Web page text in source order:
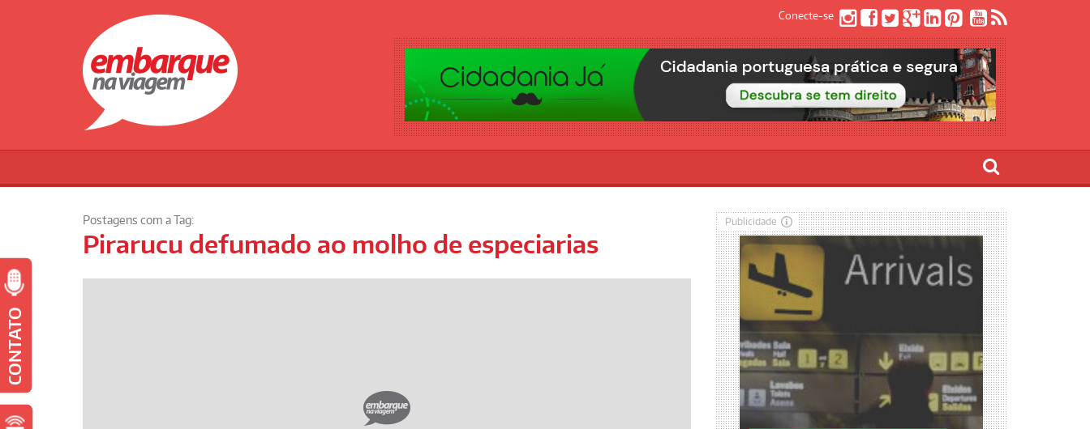
Conecte-se
Postagens com a Tag:
Pirarucu defumado ao molho de especiarias
Publicidade
CONTATO